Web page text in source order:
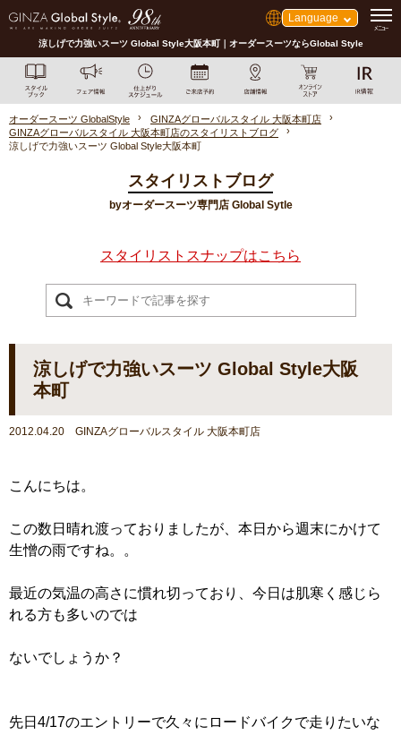
Language
涼しげで力強いスーツ Global Style大阪本町｜オーダースーツならGlobal Style
オーダースーツ GlobalStyle
GINZAグローバルスタイル 大阪本町店
GINZAグローバルスタイル 大阪本町店のスタイリストブログ
涼しげで力強いスーツ Global Style大阪本町
スタイリストブログ
byオーダースーツ専門店 Global Sytle
スタイリストスナップはこちら
涼しげで力強いスーツ Global Style大阪
本町
2012.04.20 GINZAグローバルスタイル 大阪本町店
こんにちは。
この数日晴れ渡っておりましたが、本日から週末にかけて
生憎の雨ですね。。
最近の気温の高さに慣れ切っており、今日は肌寒く感じら
れる方も多いのでは
ないでしょうか？
先日4/17のエントリーで久々にロードバイクで走りたいな